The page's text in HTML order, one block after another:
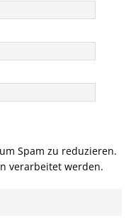
Spam zu reduzieren.
verarbeitet werden.